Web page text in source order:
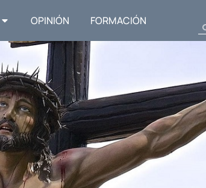
OPINIÓN FORMACIÓN